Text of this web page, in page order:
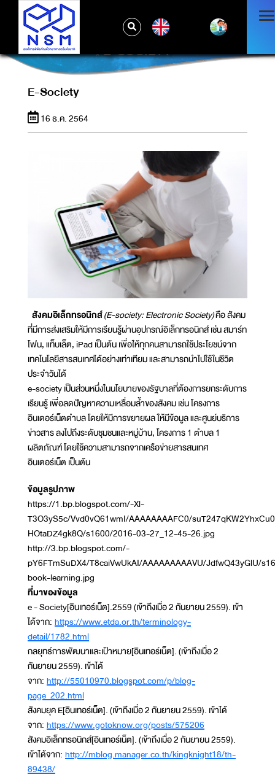
E-SOCIETY
E-Society
16 ธ.ค. 2564
สังคมอิเล็กทรอนิกส์(E-society: Electronic Society)คือ สังคม
ที่มีการส่งเสริมให้มีการเรียนรู้ผ่านอุปกรณ์อิเล็กทรอนิกส์ เช่น สมาร์ท
โฟน, แท็บเล็ต, iPad เป็นต้น เพื่อให้ทุกคนสามารถใช้ประโยชน์จาก
เทคโนโลยีสารสนเทศได้อย่างเท่าเทียม และสามารถนำไปใช้ในชีวิต
ประจำวันได้
e-society เป็นส่วนหนึ่งในนโยบายของรัฐบาลที่ต้องการยกระดับการ
เรียนรู้ เพื่อลดปัญหาความเหลื่อมล้ำของสังคม เช่น โครงการ
อินเตอร์เน็ตตำบล โดยให้มีการขยายผล ให้มีข้อมูล และศูนย์บริการ
ข่าวสาร ลงไปถึงระดับชุมชนและหมู่บ้าน, โครงการ 1 ตำบล 1
ผลิตภัณฑ์ โดยใช้ความสามารถจากเครือข่ายสารสนเทศ
อินเตอร์เน็ต เป็นต้น
ข้อมูลรูปภาพ
https://1.bp.blogspot.com/-Xl-
T3O3yS5c/Vvd0vQ61wmI/AAAAAAAAFC0/
HOtaDZ4gk8Q/s1600/2016-03-27_12-45-26.jpg
http://3.bp.blogspot.com/-
pY6FTmSuDX4/T8caiVwUkAI/AAAAAAAAAVU/JdfwQ43yGlU/
book-learning.jpg
ที่มาของข้อมูล
e - Society[อินเทอร์เน็ต].2559 (เข้าถึงเมื่อ 2 กันยายน 2559). เข้า
ได้จาก: https://www.etda.or.th/terminology-
detail/1782.html
กลยุทธ์การพัฒนาและเป้าหมาย[อินเทอร์เน็ต]. (เข้าถึงเมื่อ 2
กันยายน 2559). เข้าได้
จาก: http://55010970.blogspot.com/p/blog-
page_202.html
สังคมยุค E[อินเทอร์เน็ต]. (เข้าถึงเมื่อ 2 กันยายน 2559). เข้าได้
จาก: https://www.gotoknow.org/posts/575206
สังคมอิเล็กทรอนิกส์[อินเทอร์เน็ต]. (เข้าถึงเมื่อ 2 กันยายน 2559).
เข้าได้จาก: http://mblog.manager.co.th/kingknight18/th-
89438/